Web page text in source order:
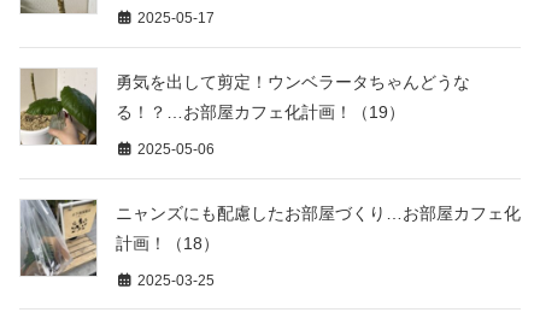
2025-05-17
勇気を出して剪定！ウンベラータちゃんどうな
る！？…お部屋カフェ化計画！（19）
2025-05-06
ニャンズにも配慮したお部屋づくり…お部屋カフェ化
計画！（18）
2025-03-25